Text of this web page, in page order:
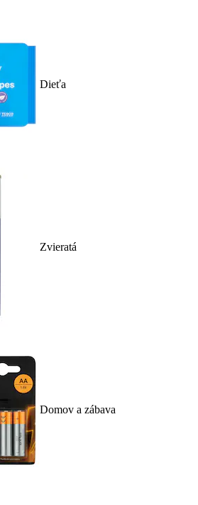
Dieťa
Zvieratá
Domov a zábava